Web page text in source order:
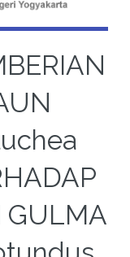
GULMA